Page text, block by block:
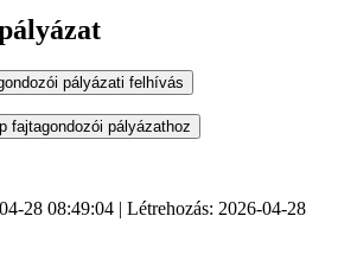
28 08:49:04 | Létrehozás: 2026-04-28